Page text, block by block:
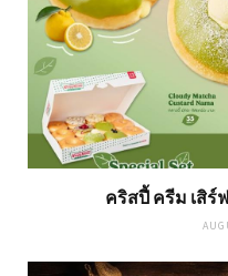
คริสปี้ ครีม เสิ